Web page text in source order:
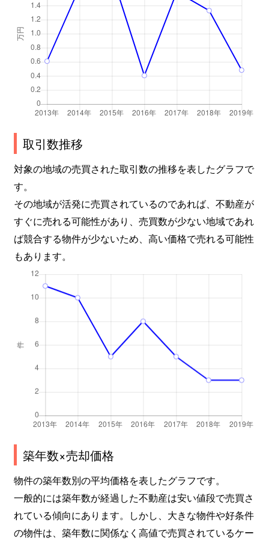
取引数推移
対象の地域の売買された取引数の推移を表したグラフで
す。
その地域が活発に売買されているのであれば、不動産が
すぐに売れる可能性があり、売買数が少ない地域であれ
ば競合する物件が少ないため、高い価格で売れる可能性
もあります。
築年数×売却価格
物件の築年数別の平均価格を表したグラフです。
一般的には築年数が経過した不動産は安い値段で売買さ
れている傾向にあります。しかし、大きな物件や好条件
の物件は、築年数に関係なく高値で売買されているケー